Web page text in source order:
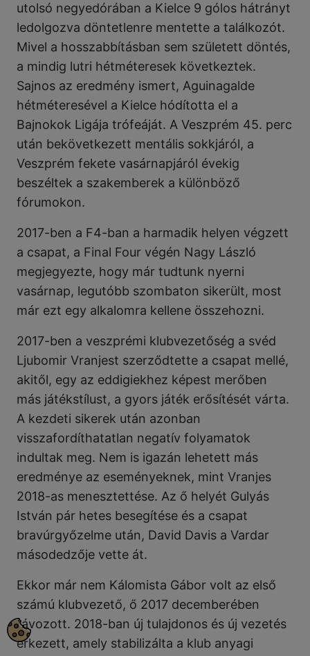
utolsó negyedórában a Kielce 9 gólos hátrányt
ledolgozva döntetlenre mentette a találkozót.
Mivel a hosszabbításban sem született döntés,
a mindig lutri hétméteresek következtek.
Sajnos az eredmény ismert, Aguinagalde
hétméteresével a Kielce hódította el a
Bajnokok Ligája trófeáját. A Veszprém 45. perc
után bekövetkezett mentális sokkjáról, a
Veszprém fekete vasárnapjáról évekig
beszéltek a szakemberek a különböző
fórumokon.
2017-ben a F4-ban a harmadik helyen végzett
a csapat, a Final Four végén Nagy László
megjegyezte, hogy már tudtunk nyerni
vasárnap, legutóbb szombaton sikerült, most
már ezt egy alkalomra kellene összehozni.
2017-ben a veszprémi klubvezetőség a svéd
Ljubomir Vranjest szerződtette a csapat mellé,
akitől, egy az eddigiekhez képest merőben
más játékstílust, a gyors játék erősítését várta.
A kezdeti sikerek után azonban
visszafordíthatatlan negatív folyamatok
indultak meg. Nem is igazán lehetett más
eredménye az eseményeknek, mint Vranjes
2018-as menesztettése. Az ő helyét Gulyás
István pár hetes besegítése és a csapat
bravúrgyőzelme után, David Davis a Vardar
másodedzője vette át.
Ekkor már nem Kálomista Gábor volt az első
számú klubvezető, ő 2017 decemberében
távozott. 2018-ban új tulajdonos és új vezetés
érkezett, amely stabilizálta a klub anyagi